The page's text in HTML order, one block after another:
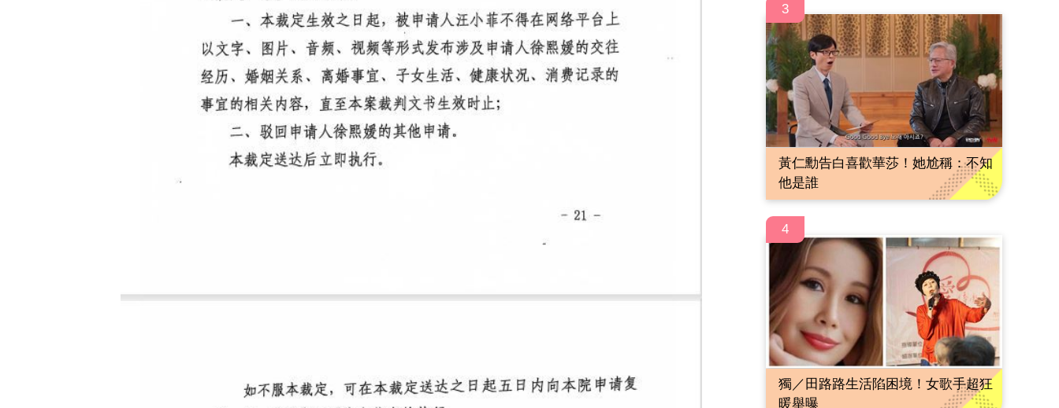
3
黃仁勳告白喜歡華莎！她尬稱：不知
他是誰
4
獨／田路路生活陷困境！女歌手超狂
暖舉曝